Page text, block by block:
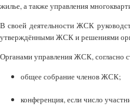
жилье, а также управления
В своей деятельности ЖСК
утверждёнными ЖСК и решениями
Органами управления ЖСК, согласно
общее собрание членов ЖСК;
конференция, если число